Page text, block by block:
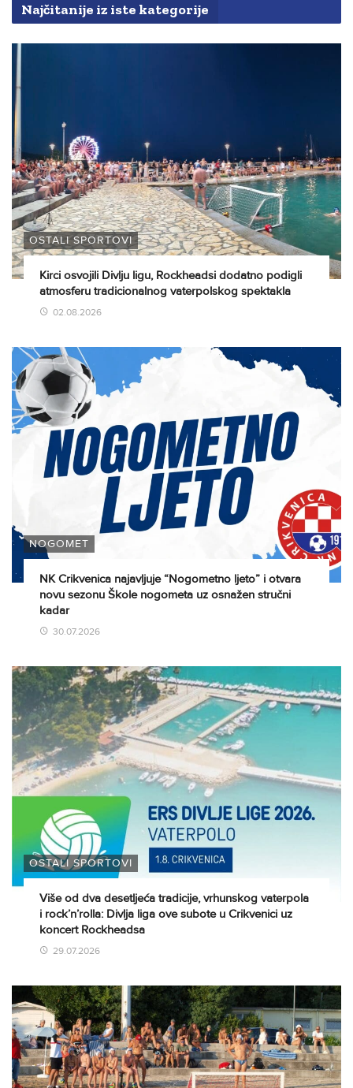
Najčitanije iz iste kategorije
OSTALI SPORTOVI
Kirci osvojili Divlju ligu, Rockheadsi dodatno podigli
atmosferu tradicionalnog vaterpolskog spektakla
02.08.2026
NOGOMET
NK Crikvenica najavljuje “Nogometno ljeto” i otvara
novu sezonu Škole nogometa uz osnažen stručni
kadar
30.07.2026
OSTALI SPORTOVI
Više od dva desetljeća tradicije, vrhunskog vaterpola
i rock’n’rolla: Divlja liga ove subote u Crikvenici uz
koncert Rockheadsa
29.07.2026